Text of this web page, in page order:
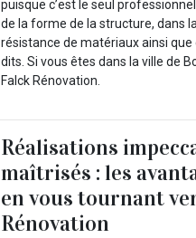
puisque c’est le seul
de la forme de la structure, dans
résistance de matériaux ainsi
dits. Si vous êtes dans la ville de
Falck Rénovation.
Réalisations
maîtrisés : les
en vous tournant
Rénovation